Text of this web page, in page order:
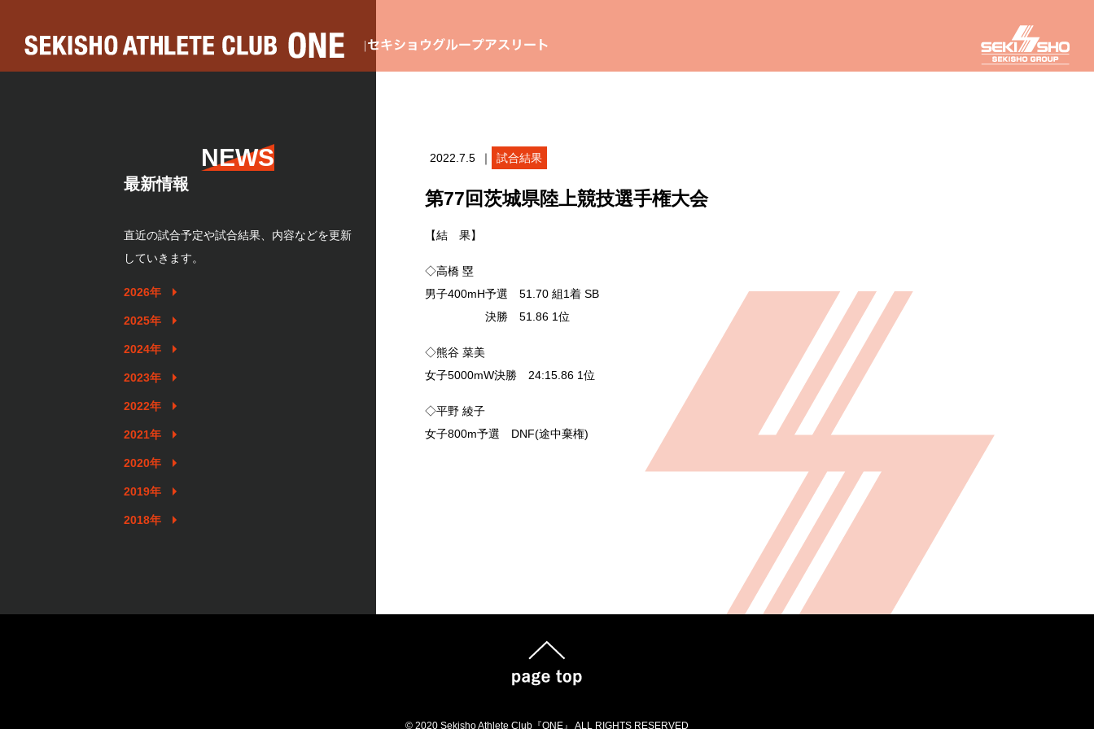
2022.7.5 ｜ 試合結果
第77回茨城県陸上競技選手権大会
【結 果】
◇高橋 塁
男子400mH予選 51.70 組1着 SB
決勝 51.86 1位
◇熊谷 菜美
女子5000mW決勝 24:15.86 1位
◇平野 綾子
女子800m予選 DNF(途中棄権)
NEWS
最新情報
直近の試合予定や試合結果、内容などを更新
していきます。
2026年
2025年
2024年
2023年
2022年
2021年
2020年
2019年
2018年
© 2020 Sekisho Athlete Club『ONE』 ALL RIGHTS RESERVED